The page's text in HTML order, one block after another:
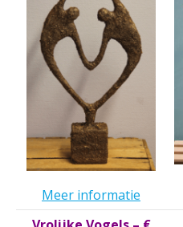
Meer informatie